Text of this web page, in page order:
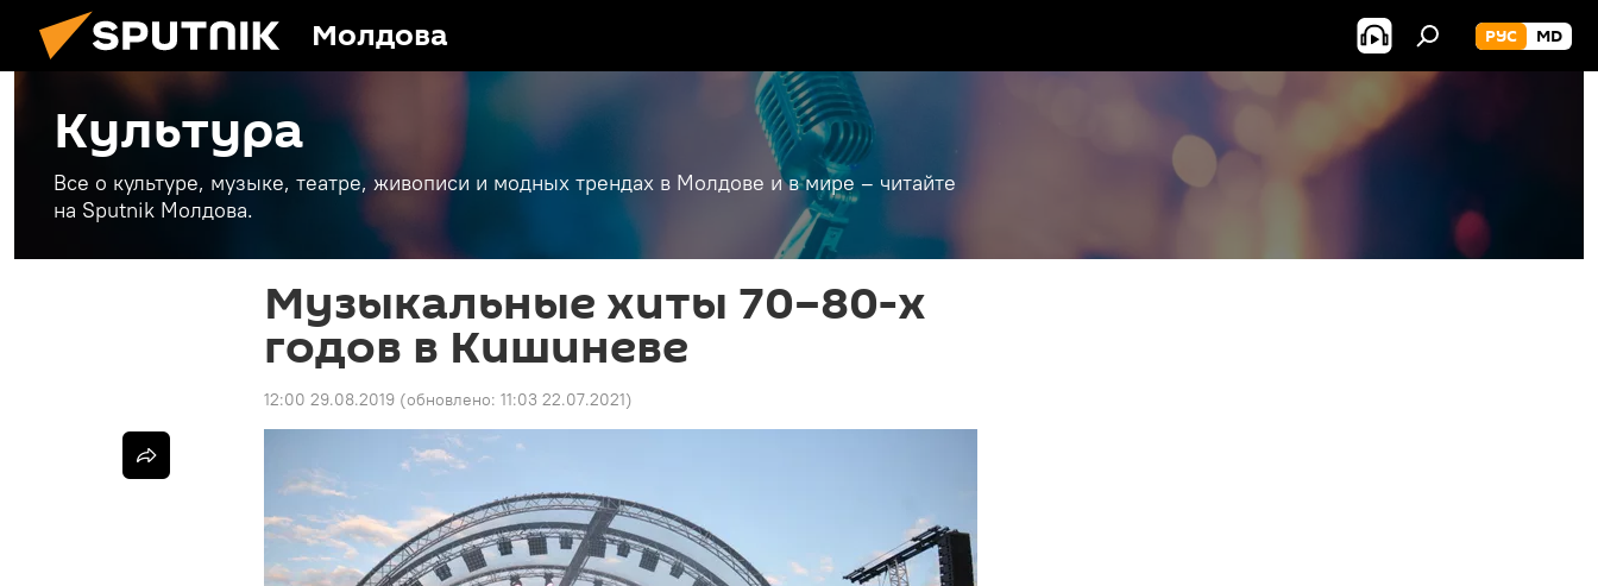
Молдова РУС MD
Культура
Все о культуре, музыке, театре, живописи и модных трендах в Молдове и в мире – читайте
на Sputnik Молдова.
Музыкальные хиты 70–80-х
годов в Кишиневе
12:00 29.08.2019 (обновлено: 11:03 22.07.2021)